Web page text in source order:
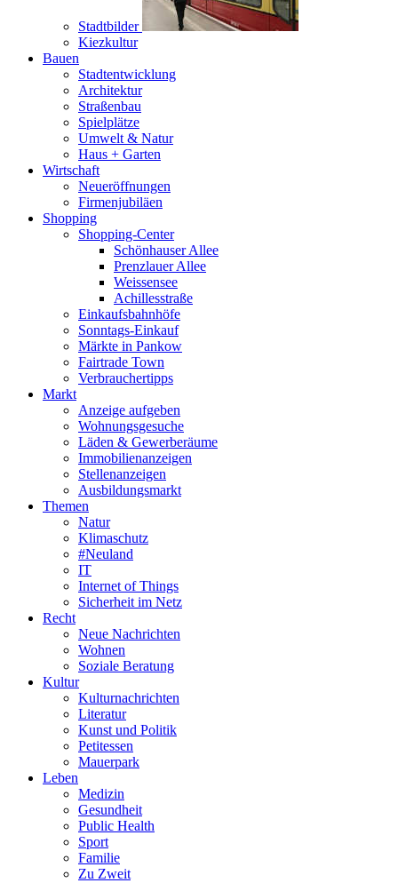
Stadtbilder
Kiezkultur
Bauen
Stadtentwicklung
Architektur
Straßenbau
Spielplätze
Umwelt & Natur
Haus + Garten
Wirtschaft
Neueröffnungen
Firmenjubiläen
Shopping
Shopping-Center
Schönhauser Allee
Prenzlauer Allee
Weissensee
Achillesstraße
Einkaufsbahnhöfe
Sonntags-Einkauf
Märkte in Pankow
Fairtrade Town
Verbrauchertipps
Markt
Anzeige aufgeben
Wohnungsgesuche
Läden & Gewerberäume
Immobilienanzeigen
Stellenanzeigen
Ausbildungsmarkt
Themen
Natur
Klimaschutz
#Neuland
IT
Internet of Things
Sicherheit im Netz
Recht
Neue Nachrichten
Wohnen
Soziale Beratung
Kultur
Kulturnachrichten
Literatur
Kunst und Politik
Petitessen
Mauerpark
Leben
Medizin
Gesundheit
Public Health
Sport
Familie
Zu Zweit